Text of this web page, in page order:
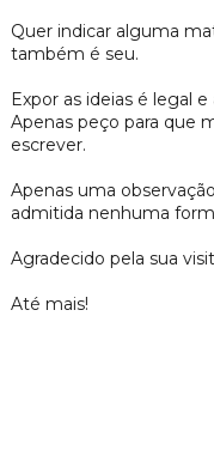
Quer indicar alguma
também é seu.
Expor as ideias é legal
Apenas peço para que
escrever.
Apenas uma
admitida nenhuma
Agradecido pela sua
Até mais!